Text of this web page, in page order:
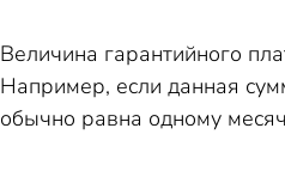
Величина гарантийного
Например, если данная
обычно равна одному